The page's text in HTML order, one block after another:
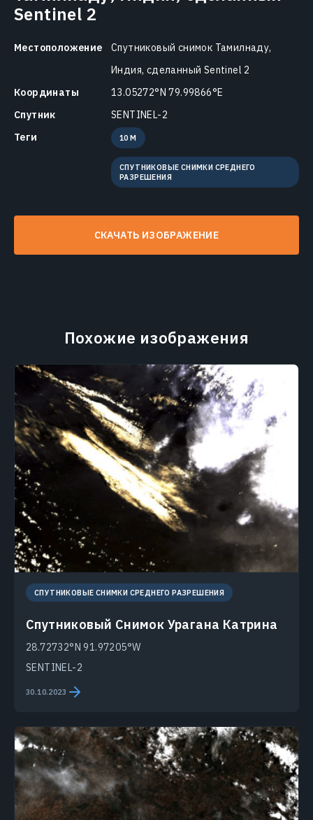
Sentinel 2
Местоположение
Спутниковый снимок Тамилнаду,
Индия, сделанный Sentinel 2
Координаты
13.05272°N 79.99866°E
Спутник
SENTINEL-2
Теги
10 M
СПУТНИКОВЫЕ СНИМКИ СРЕДНЕГО
РАЗРЕШЕНИЯ
СКАЧАТЬ ИЗОБРАЖЕНИЕ
Похожие изображения
СПУТНИКОВЫЕ СНИМКИ СРЕДНЕГО РАЗРЕШЕНИЯ
Спутниковый Снимок Урагана Катрина
28.72732°N 91.97205°W
SENTINEL-2
30.10.2023